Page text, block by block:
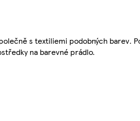
s textiliemi podobných barev.
na barevné prádlo.